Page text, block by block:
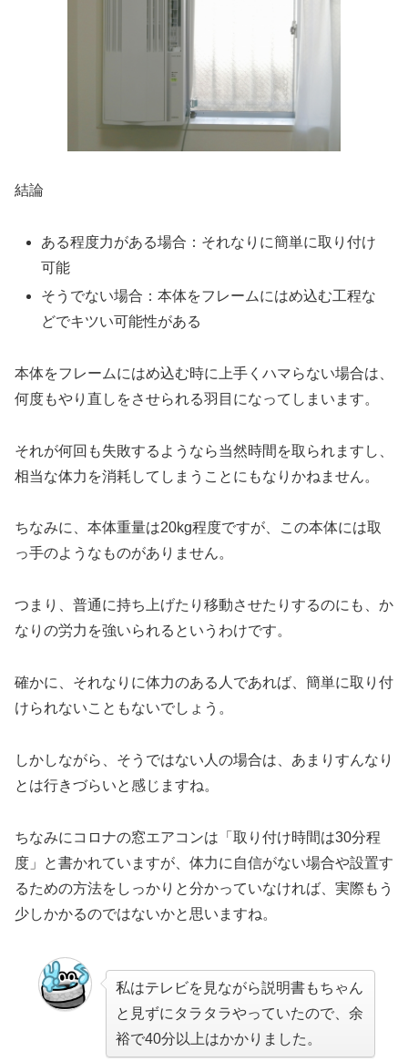
結論
ある程度力がある場合：それなりに簡単に取り付け
可能
そうでない場合：本体をフレームにはめ込む工程な
どでキツい可能性がある
本体をフレームにはめ込む時に上手くハマらない場合は、
何度もやり直しをさせられる羽目になってしまいます。
それが何回も失敗するようなら当然時間を取られますし、
相当な体力を消耗してしまうことにもなりかねません。
ちなみに、本体重量は20kg程度ですが、この本体には取
っ手のようなものがありません。
つまり、普通に持ち上げたり移動させたりするのにも、か
なりの労力を強いられるというわけです。
確かに、それなりに体力のある人であれば、簡単に取り付
けられないこともないでしょう。
しかしながら、そうではない人の場合は、あまりすんなり
とは行きづらいと感じますね。
ちなみにコロナの窓エアコンは「取り付け時間は30分程
度」と書かれていますが、体力に自信がない場合や設置す
るための方法をしっかりと分かっていなければ、実際もう
少しかかるのではないかと思いますね。
私はテレビを見ながら説明書もちゃん
と見ずにタラタラやっていたので、余
裕で40分以上はかかりました。